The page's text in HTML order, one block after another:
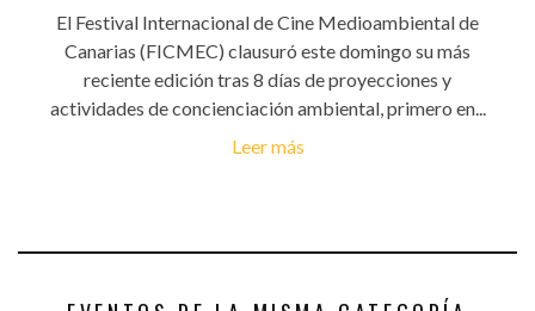
El Festival Internacional de Cine Medioambiental de
Canarias (FICMEC) clausuró este domingo su más
reciente edición tras 8 días de proyecciones y
actividades de concienciación ambiental, primero en...
Leer más